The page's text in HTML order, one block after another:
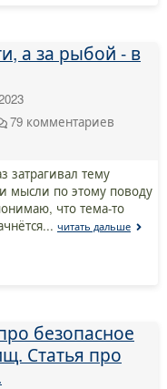
а за рыбой - в
79 комментариев
затрагивал тему
мысли по этому поводу
что тема-то
читать дальше
безопасное
Статья про